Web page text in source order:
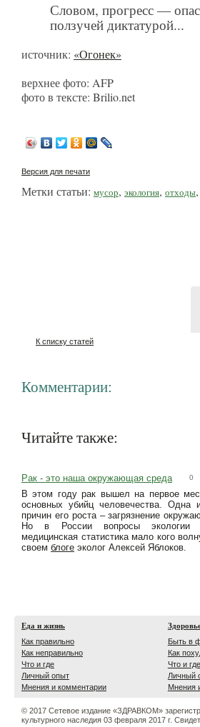
Словом, прогресс —
ползучей диктатурой...
источник: «Огонек»
верхнее фото: AFP
фото в тексте: Brilio.net
Версия для печати
Метки статьи: мусор, экология, отходы,
К списку статей
Комментарии:
Читайте также:
Рак - это наша окружающая среда 0
В этом году рак вышел на первое
основных убийц человечества. Одна
причин его роста – загрязнение
Но в России вопросы экологии
медицинская статистика мало кого
своем блоге эколог Алексей Яблоков.
Еда и жизнь
Как правильно
Как неправильно
Что и где
Личный опыт
Мнения и комментарии
Быть в
Как
Что и где
Личный
Мнения
© 2017 Сетевое издание «ЗДРАВКОМ»
культурного наследия 03 февраля 2017 г.